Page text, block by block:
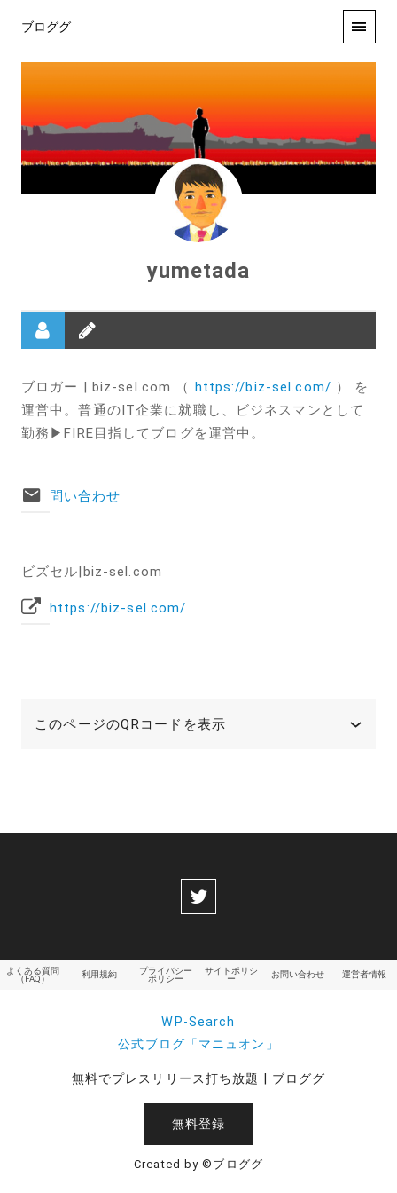
ブロググ
yumetada
ブロガー | biz-sel.com （ https://biz-sel.com/ ） を
運営中。普通のIT企業に就職し、ビジネスマンとして
勤務▶︎FIRE目指してブログを運営中。
問い合わせ
ビズセル|biz-sel.com
https://biz-sel.com/
このページのQRコードを表示
よくある質問
（FAQ）
利用規約
プライバシー
ポリシー
サイトポリシ
ー
お問い合わせ 運営者情報
WP-Search
公式ブログ「マニュオン」
無料でプレスリリース打ち放題 | ブロググ
無料登録
Created by ©ブロググ